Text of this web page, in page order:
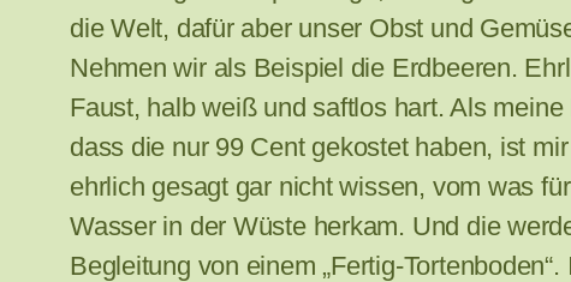
die Welt, dafür aber unser Obst und
Nehmen wir als Beispiel die Erdbeeren.
Faust, halb weiß und saftlos hart. Als
dass die nur 99 Cent gekostet haben, ist
ehrlich gesagt gar nicht wissen, vom was
Wasser in der Wüste herkam. Und die
Begleitung von einem „Fertig-